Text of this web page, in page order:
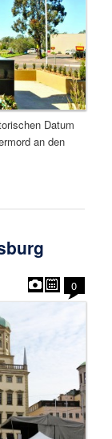
Datum
an den
0